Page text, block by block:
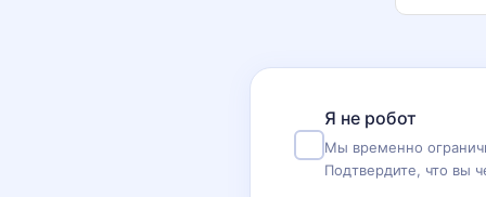
Я не робот
Мы временно
Подтвердите, что вы